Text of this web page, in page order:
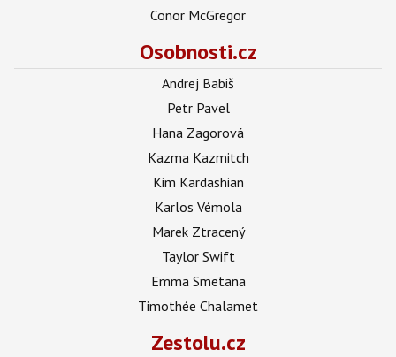
Conor McGregor
Osobnosti.cz
Andrej Babiš
Petr Pavel
Hana Zagorová
Kazma Kazmitch
Kim Kardashian
Karlos Vémola
Marek Ztracený
Taylor Swift
Emma Smetana
Timothée Chalamet
Zestolu.cz